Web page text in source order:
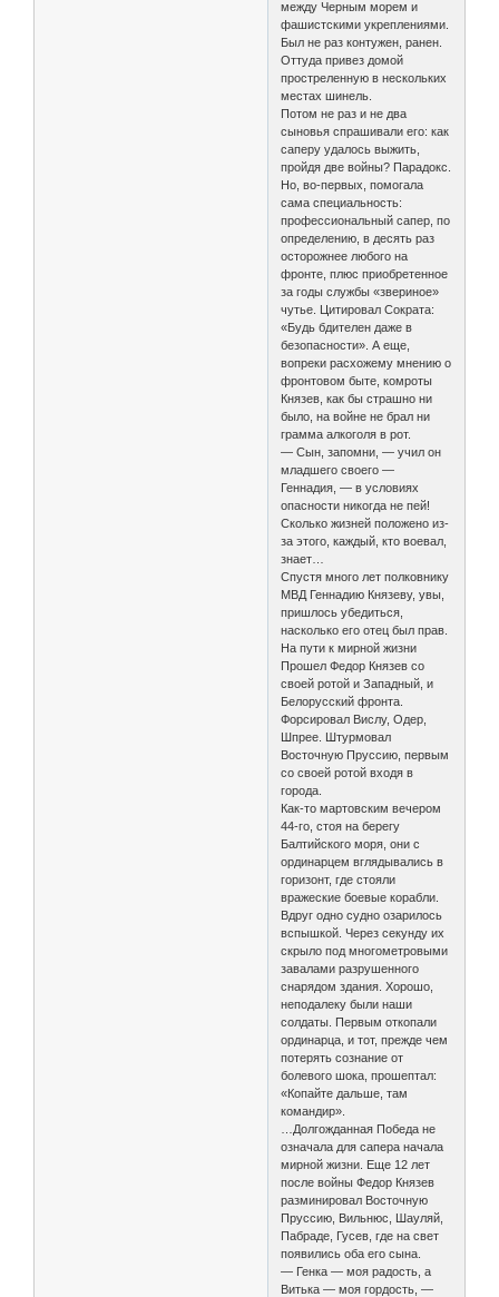
между Черным морем и
фашистскими укреплениями.
Был не раз контужен, ранен.
Оттуда привез домой
простреленную в нескольких
местах шинель.
Потом не раз и не два
сыновья спрашивали его: как
саперу удалось выжить,
пройдя две войны? Парадокс.
Но, во-первых, помогала
сама специальность:
профессиональный сапер, по
определению, в десять раз
осторожнее любого на
фронте, плюс приобретенное
за годы службы «звериное»
чутье. Цитировал Сократа:
«Будь бдителен даже в
безопасности». А еще,
вопреки расхожему мнению о
фронтовом быте, комроты
Князев, как бы страшно ни
было, на войне не брал ни
грамма алкоголя в рот.
— Сын, запомни, — учил он
младшего своего —
Геннадия, — в условиях
опасности никогда не пей!
Сколько жизней положено из-
за этого, каждый, кто воевал,
знает…
Спустя много лет полковнику
МВД Геннадию Князеву, увы,
пришлось убедиться,
насколько его отец был прав.
На пути к мирной жизни
Прошел Федор Князев со
своей ротой и Западный, и
Белорусский фронта.
Форсировал Вислу, Одер,
Шпрее. Штурмовал
Восточную Пруссию, первым
со своей ротой входя в
города.
Как-то мартовским вечером
44-го, стоя на берегу
Балтийского моря, они с
ординарцем вглядывались в
горизонт, где стояли
вражеские боевые корабли.
Вдруг одно судно озарилось
вспышкой. Через секунду их
скрыло под многометровыми
завалами разрушенного
снарядом здания. Хорошо,
неподалеку были наши
солдаты. Первым откопали
ординарца, и тот, прежде чем
потерять сознание от
болевого шока, прошептал:
«Копайте дальше, там
командир».
…Долгожданная Победа не
означала для сапера начала
мирной жизни. Еще 12 лет
после войны Федор Князев
разминировал Восточную
Пруссию, Вильнюс, Шауляй,
Пабраде, Гусев, где на свет
появились оба его сына.
— Генка — моя радость, а
Витька — моя гордость, —